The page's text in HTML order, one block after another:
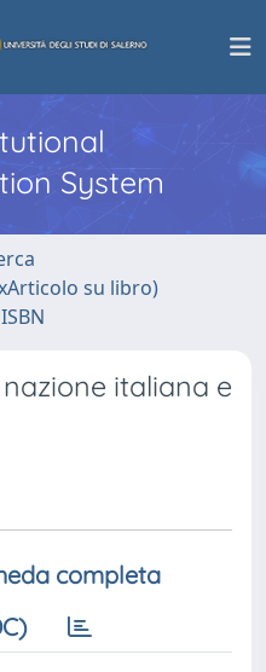
System
su libro)
italiana e
completa